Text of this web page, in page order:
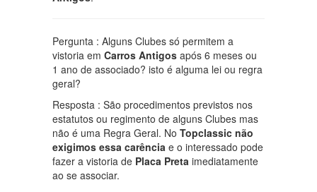
Pergunta : Alguns Clubes só permitem a
vistoria em Carros Antigos após 6 meses ou
1 ano de associado? isto é alguma lei ou regra
geral?
Resposta : São procedimentos previstos nos
estatutos ou regimento de alguns Clubes mas
não é uma Regra Geral. No Topclassic não
exigimos essa carência e o interessado pode
fazer a vistoria de Placa Preta imediatamente
ao se associar.